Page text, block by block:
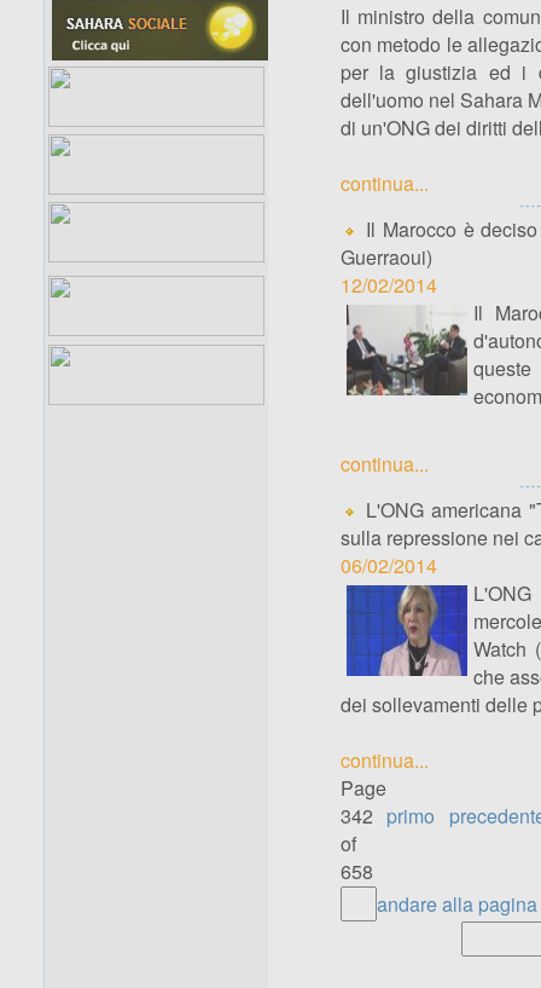
Il ministro della
con metodo le
per la giustizia ed i
dell'uomo nel Sahara
di un'ONG dei diritti
continua...
Il Marocco è
Guerraoui)
12/02/2014
Il
continua...
L'ONG americana
sulla repressione nei
06/02/2014
Watch
che
dei sollevamenti delle
continua...
Page
342
of
658
primo
andare alla pagina